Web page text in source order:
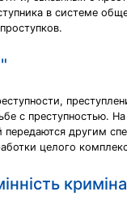
в системе
с преступностью.
передаются другим
целого